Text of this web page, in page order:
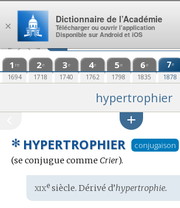
Aller au contenu
1 re
1694
2e
1718
3e
1740
4e
1762
5e
1798
6e
1835
7e
1878
hypertrophier
✻ HYPERTROPHIER conjugaison
(se conjugue comme Crier).
Étymologie
:
xixesiècle. Dérivé d’hypertrophie.
×
Dictionnaire de l’Académie
Télécharger ou ouvrir l’application
Disponible sur Android et iOS